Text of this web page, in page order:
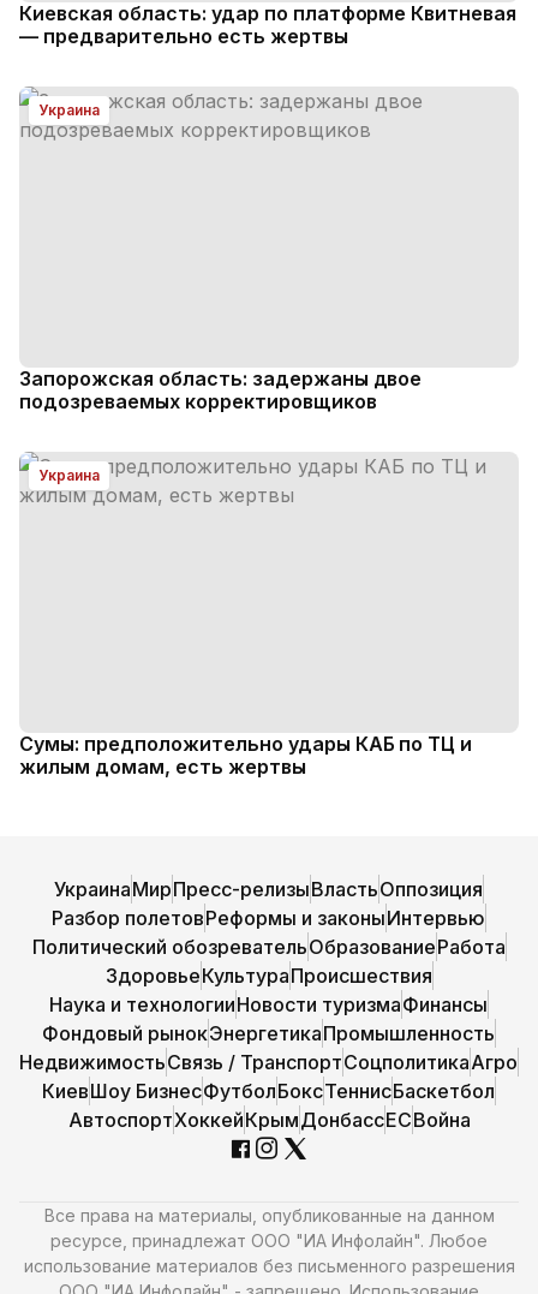
Киевская область: удар по платформе Квитневая
— предварительно есть жертвы
Украина
Запорожская область: задержаны двое
подозреваемых корректировщиков
Украина
Сумы: предположительно удары КАБ по ТЦ и
жилым домам, есть жертвы
УкраинаМирПресс-релизыВластьОппозиция
Разбор полетовРеформы и законыИнтервью
Политический обозревательОбразованиеРабота
ЗдоровьеКультураПроисшествия
Наука и технологииНовости туризмаФинансы
Фондовый рынокЭнергетикаПромышленность
НедвижимостьСвязь / ТранспортСоцполитикаАгро
КиевШоу БизнесФутболБоксТеннисБаскетбол
АвтоспортХоккейКрымДонбассЕСВойна
Все права на материалы, опубликованные на данном
ресурсе, принадлежат ООО "ИА Инфолайн". Любое
использование материалов без письменного разрешения